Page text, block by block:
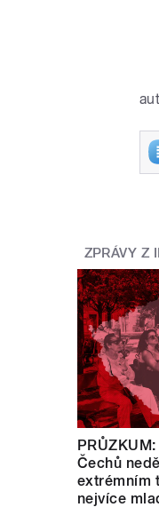
ZPRÁVY Z
Čechů
extrémním
nejvíce